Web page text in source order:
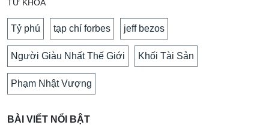
TỪ KHOÁ
Tỷ phú tạp chí forbes jeff bezos
Người Giàu Nhất Thế Giới Khối Tài Sản
Phạm Nhật Vượng
BÀI VIẾT NỔI BẬT